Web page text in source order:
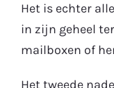
Het is echter
in zijn geheel
mailboxen of
Het tweede